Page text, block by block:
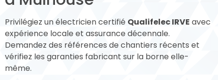
Privilégiez un électricien certifié Qualifelec IRVE avec
expérience locale et assurance décennale.
Demandez des références de chantiers récents et
vérifiez les garanties fabricant sur la borne elle-
même.